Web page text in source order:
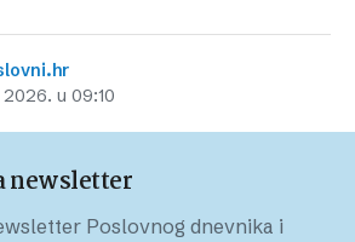
u 09:10
newsletter
Poslovnog dnevnika i